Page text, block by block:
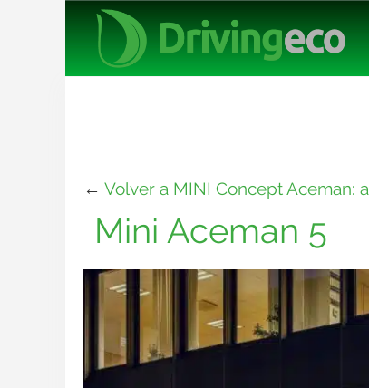
← Volver a MINI Concept Aceman:
Mini Aceman 5